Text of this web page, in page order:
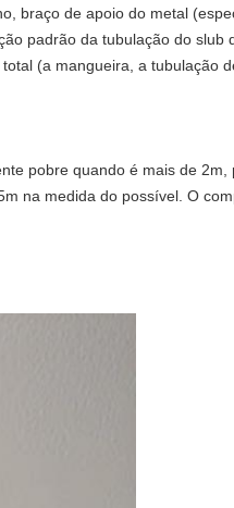
braço de apoio do metal
padrão da tubulação do
(a mangueira, a tubulação
pobre quando é mais de
na medida do possível. O